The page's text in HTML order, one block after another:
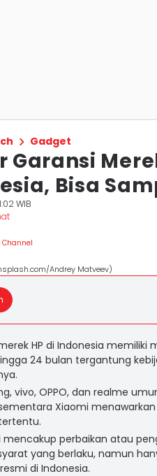
Gadget
Garansi
Bisa
WIB
Channel
Andrey Matveev)
HP di Indonesia memiliki
24 bulan tergantung
vivo, OPPO, dan realme
Xiaomi
mencakup perbaikan atau
yang berlaku, namun
di Indonesia.